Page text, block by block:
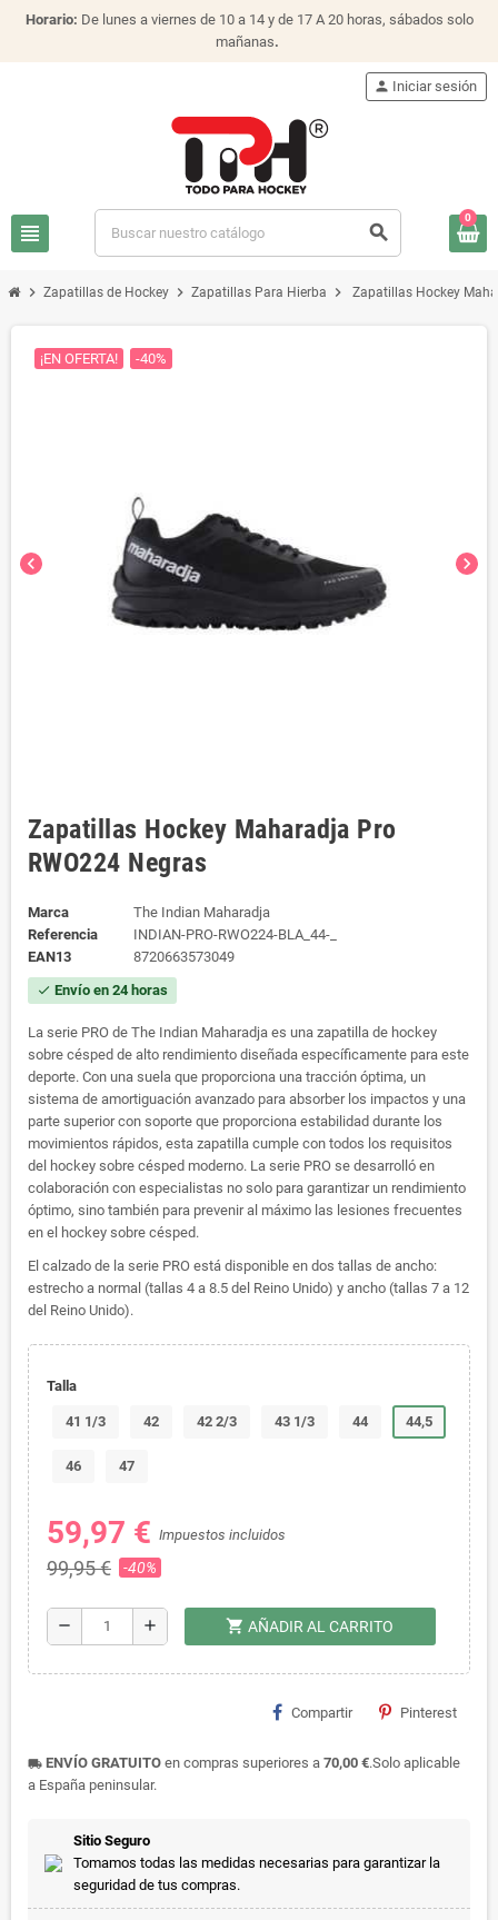
Horario: De lunes a viernes de 10 a 14 y de 17 A 20 horas, sábados solo
mañanas.
view_headline search
person Iniciar sesión
0
chevron_right Zapatillas de Hockey chevron_right Zapatillas Para Hierba chevron_right Zapatillas Hockey
chevron_left chevron_right
¡EN OFERTA! -40%
Zapatillas Hockey Maharadja Pro
RWO224 Negras
Marca
The Indian Maharadja
Referencia
INDIAN-PRO-RWO224-BLA_44-_
EAN13
8720663573049
check Envío en 24 horas
La serie PRO de The Indian Maharadja es una zapatilla de hockey
sobre césped de alto rendimiento diseñada específicamente para este
deporte. Con una suela que proporciona una tracción óptima, un
sistema de amortiguación avanzado para absorber los impactos y una
parte superior con soporte que proporciona estabilidad durante los
movimientos rápidos, esta zapatilla cumple con todos los requisitos
del hockey sobre césped moderno. La serie PRO se desarrolló en
colaboración con especialistas no solo para garantizar un rendimiento
óptimo, sino también para prevenir al máximo las lesiones frecuentes
en el hockey sobre césped.
El calzado de la serie PRO está disponible en dos tallas de ancho:
estrecho a normal (tallas 4 a 8.5 del Reino Unido) y ancho (tallas 7 a 12
del Reino Unido).
Talla
41 1/3 42 42 2/3 43 1/3 44 44,5
46 47
59,97 € Impuestos incluidos
99,95 € -40%
remove add shopping_cart AÑADIR AL CARRITO
Compartir Pinterest
local_shipping ENVÍO GRATUITO en compras superiores a 70,00 €.Solo aplicable
a España peninsular.
Sitio Seguro
Tomamos todas las medidas necesarias para garantizar la
seguridad de tus compras.